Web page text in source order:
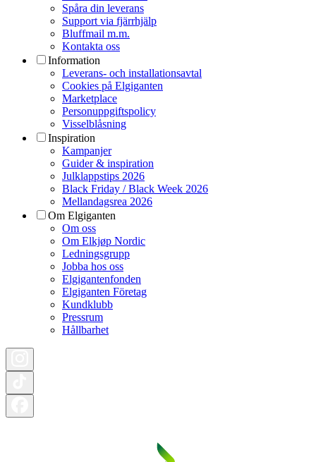
Spåra din leverans
Support via fjärrhjälp
Bluffmail m.m.
Kontakta oss
Information
Leverans- och installationsavtal
Cookies på Elgiganten
Marketplace
Personuppgiftspolicy
Visselblåsning
Inspiration
Kampanjer
Guider & inspiration
Julklappstips 2026
Black Friday / Black Week 2026
Mellandagsrea 2026
Om Elgiganten
Om oss
Om Elkjøp Nordic
Ledningsgrupp
Jobba hos oss
Elgigantenfonden
Elgiganten Företag
Kundklubb
Pressrum
Hållbarhet